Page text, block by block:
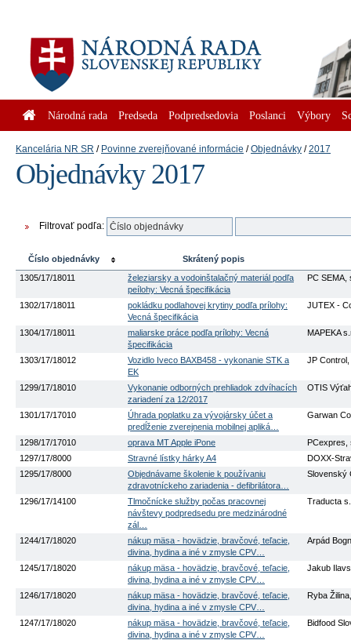
Národná rada Predseda Podpredsedovia Poslanci Výbory
Kancelária NR SR Povinne zverejňované informácie Objednávky 2017
Objednávky 2017
Filtrovať podľa:
Číslo objednávky
Skrátený popis
1305/17/18011
železiarsky a vodoinštalačný materiál podľa
peílohy: Vecná špecifikácia
PC SEMA,
1302/17/18011
pokládku podlahovej krytiny podľa prílohy:
Vecná špecifikácia
JUTEX -
1304/17/18011
maliarske práce podľa prílohy: Vecná
špecifikácia
MAPEKA
1303/17/18012
Vozidlo Iveco BAXB458 - vykonanie STK a
EK
JP Control,
1299/17/18010
Vykonanie odborných prehliadok zdvíhacích
zariadení za 12/2017
OTIS
1301/17/17010
Úhrada poplatku za vývojársky účet a
predĺženie zverejnenia mobilnej apliká…
Garwan
1298/17/17010 oprava MT Apple iPone
PCexpres,
1297/17/8000
Stravné lístky hárky A4
DOXX-
1295/17/8000
Objednávame školenie k používaniu
zdravotníckeho zariadenia - defibrilátora…
1296/17/14100
Tlmočnícke služby počas pracovnej
návštevy podpredsedu pre medzinárodné
zál…
Traducta
1244/17/18020
nákup mäsa - hovädzie, bravčové, teľacie,
divina, hydina a iné v zmysle CPV…
Arpád
1245/17/18020
nákup mäsa - hovädzie, bravčové, teľacie,
divina, hydina a iné v zmysle CPV…
Jakub
1246/17/18020
nákup mäsa - hovädzie, bravčové, teľacie,
divina, hydina a iné v zmysle CPV…
Ryba
1247/17/18020
nákup mäsa - hovädzie, bravčové, teľacie,
divina, hydina a iné v zmysle CPV…
Bidfood